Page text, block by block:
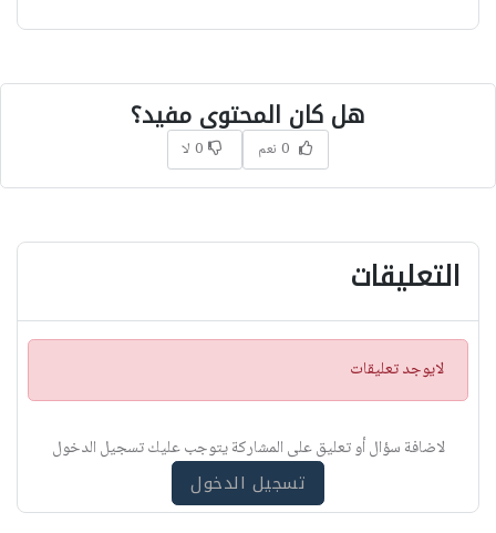
هل كان المحتوى مفيد؟
0 نعم 0 لا
التعليقات
ت
ن
ي
لايوجد تعليقات
لاضافة سؤال أو تعليق على المشاركة يتوجب عليك تسجيل الدخول
تسجيل الدخول